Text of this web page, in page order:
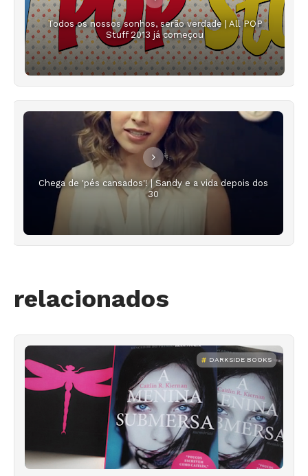
Todos os nossos sonhos, serão verdade | All POP
Stuff 2013 já começou
Chega de 'pés cansados'! | Sandy e a vida depois dos
30
relacionados
DARKSIDE BOOKS